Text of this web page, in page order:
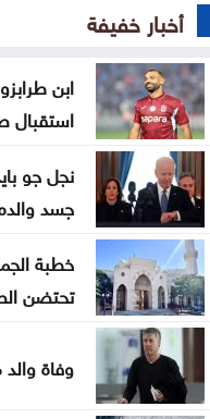
متحدث عسكري يمني:
على ميناء المخا
غزة .. إصابة 7 فلسطينيين بإطلاق نار إسرائيلي الأحد
إيران .. تعيين محسن
للأمن القومي
القناة 13:
القتال في 3 جبهات
ترمب: نراقب إيران
كبير
أخبار خفيفة
ابن
استقبال
نجل جو
جسد
خطبة
تحتضن
وفاة